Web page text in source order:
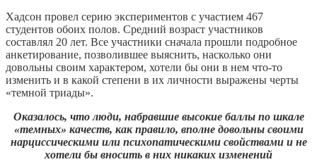
Хадсон провел серию экспериментов с участием 467
студентов обоих полов. Средний возраст участников
составлял 20 лет. Все участники сначала прошли подробное
анкетирование, позволившее выяснить, насколько они
довольны своим характером, хотели бы они в нем что-то
изменить и в какой степени в их личности выражены черты
«темной триады».
Оказалось, что люди, набравшие высокие баллы по шкале
«темных» качеств, как правило, вполне довольны своими
нарциссическими или психопатическими свойствами и не
хотели бы вносить в них никаких изменений